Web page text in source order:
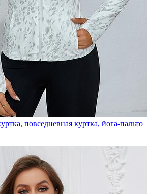
повседневная куртка, йога-пальто